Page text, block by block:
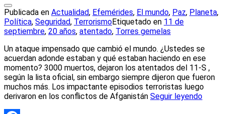
Publicada en Actualidad, Efemérides, El mundo, Paz, Planeta,
Política, Seguridad, TerrorismoEtiquetado en 11 de
septiembre, 20 años, atentado, Torres gemelas
Un ataque impensado que cambió el mundo. ¿Ustedes se
acuerdan adonde estaban y qué estaban haciendo en ese
momento? 3000 muertos, dejaron los atentados del 11-S ,
según la lista oficial, sin embargo siempre dijeron que fueron
muchos más. Los impactante episodios terroristas luego
derivaron en los conflictos de Afganistán Seguir leyendo